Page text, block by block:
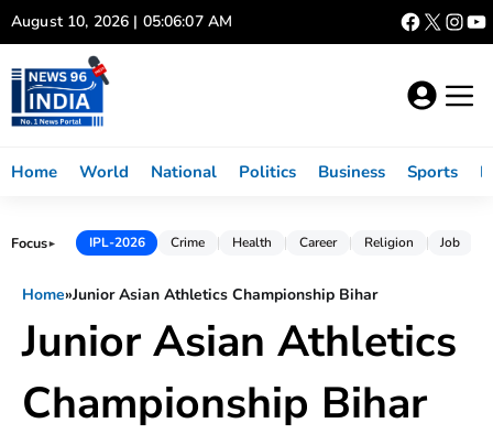
Skip
to
content
August 10, 2026 | 05:06:07 AM
Home World National Politics Business Sports
Focus► IPL-2026 Crime Health Career Religion Job
Home»Junior Asian Athletics Championship Bihar
Junior Asian Athletics
Championship Bihar